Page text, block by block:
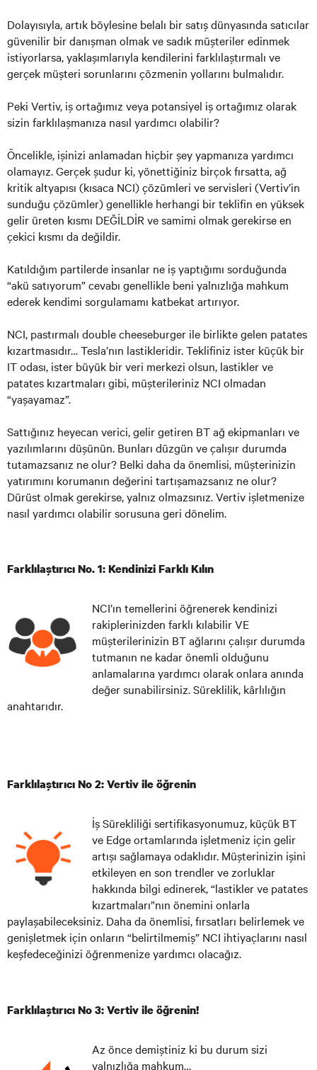
Dolayısıyla, artık böylesine belalı bir satış dünyasında satıcılar
güvenilir bir danışman olmak ve sadık müşteriler edinmek
istiyorlarsa, yaklaşımlarıyla kendilerini farklılaştırmalı ve
gerçek müşteri sorunlarını çözmenin yollarını bulmalıdır.
Peki Vertiv, iş ortağımız veya potansiyel iş ortağımız olarak
sizin farklılaşmanıza nasıl yardımcı olabilir?
Öncelikle, işinizi anlamadan hiçbir şey yapmanıza yardımcı
olamayız. Gerçek şudur ki, yönettiğiniz birçok fırsatta, ağ
kritik altyapısı (kısaca NCI) çözümleri ve servisleri (Vertiv’in
sunduğu çözümler) genellikle herhangi bir teklifin en yüksek
gelir üreten kısmı DEĞİLDİR ve samimi olmak gerekirse en
çekici kısmı da değildir.
Katıldığım partilerde insanlar ne iş yaptığımı sorduğunda
“akü satıyorum” cevabı genellikle beni yalnızlığa mahkum
ederek kendimi sorgulamamı katbekat artırıyor.
NCI, pastırmalı double cheeseburger ile birlikte gelen patates
kızartmasıdır… Tesla’nın lastikleridir. Teklifiniz ister küçük bir
IT odası, ister büyük bir veri merkezi olsun, lastikler ve
patates kızartmaları gibi, müşterileriniz NCI olmadan
“yaşayamaz”.
Sattığınız heyecan verici, gelir getiren BT ağ ekipmanları ve
yazılımlarını düşünün. Bunları düzgün ve çalışır durumda
tutamazsanız ne olur? Belki daha da önemlisi, müşterinizin
yatırımını korumanın değerini tartışamazsanız ne olur?
Dürüst olmak gerekirse, yalnız olmazsınız. Vertiv işletmenize
nasıl yardımcı olabilir sorusuna geri dönelim.
Farklılaştırıcı No. 1: Kendinizi Farklı Kılın
NCI’ın temellerini öğrenerek kendinizi
rakiplerinizden farklı kılabilir VE
müşterilerinizin BT ağlarını çalışır durumda
tutmanın ne kadar önemli olduğunu
anlamalarına yardımcı olarak onlara anında
değer sunabilirsiniz. Süreklilik, kârlılığın
anahtarıdır.
Farklılaştırıcı No 2: Vertiv ile öğrenin
İş Sürekliliği sertifikasyonumuz, küçük BT
ve Edge ortamlarında işletmeniz için gelir
artışı sağlamaya odaklıdır. Müşterinizin işini
etkileyen en son trendler ve zorluklar
hakkında bilgi edinerek, “lastikler ve patates
kızartmaları”nın önemini onlarla
paylaşabileceksiniz. Daha da önemlisi, fırsatları belirlemek ve
genişletmek için onların “belirtilmemiş” NCI ihtiyaçlarını nasıl
keşfedeceğinizi öğrenmenize yardımcı olacağız.
Farklılaştırıcı No 3: Vertiv ile öğrenin!
Az önce demiştiniz ki bu durum sizi
yalnızlığa mahkum…